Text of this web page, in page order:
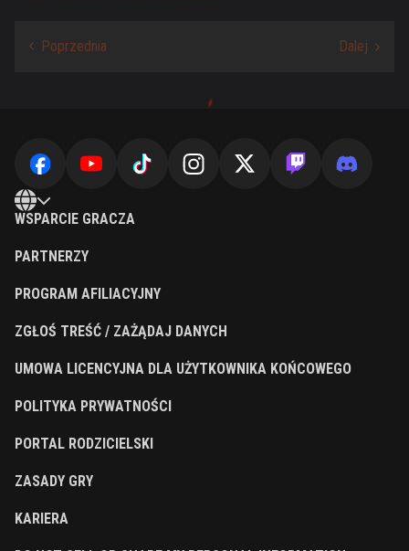
WSPARCIE GRACZA
PARTNERZY
PROGRAM AFILIACYJNY
ZGŁOŚ TREŚĆ / ZAŻĄDAJ DANYCH
UMOWA LICENCYJNA DLA UŻYTKOWNIKA KOŃCOWEGO
POLITYKA PRYWATNOŚCI
PORTAL RODZICIELSKI
ZASADY GRY
KARIERA